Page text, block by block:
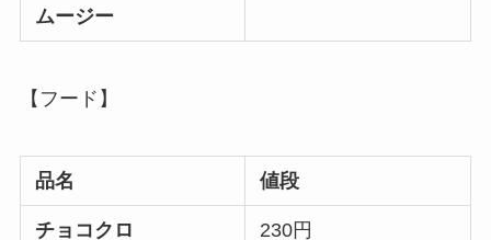
ムージー
【フード】
品名 値段
チョコクロ 230円